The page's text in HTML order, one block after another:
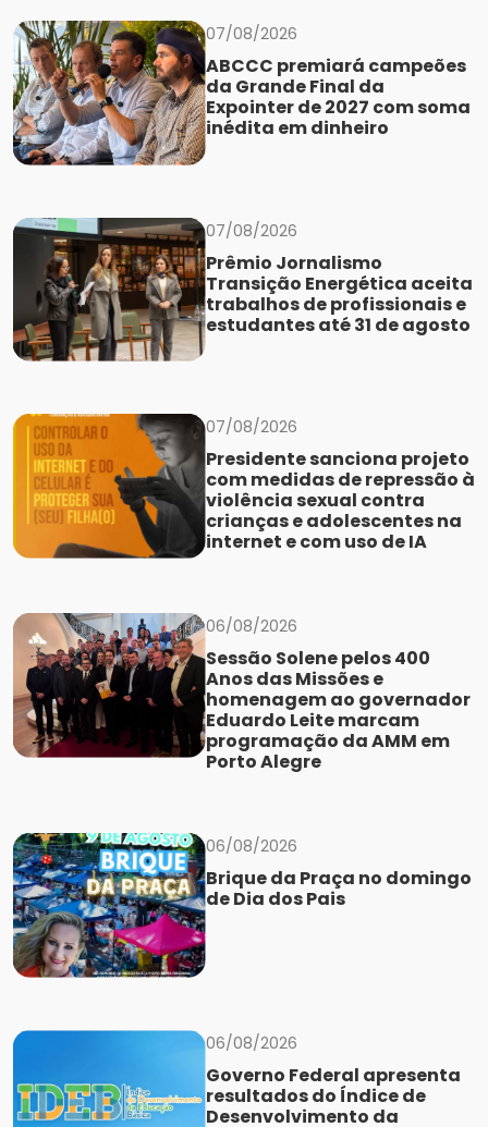
07/08/2026
ABCCC premiará campeões
da Grande Final da
Expointer de 2027 com soma
inédita em dinheiro
07/08/2026
Prêmio Jornalismo
Transição Energética aceita
trabalhos de profissionais e
estudantes até 31 de agosto
07/08/2026
Presidente sanciona projeto
com medidas de repressão à
violência sexual contra
crianças e adolescentes na
internet e com uso de IA
06/08/2026
Sessão Solene pelos 400
Anos das Missões e
homenagem ao governador
Eduardo Leite marcam
programação da AMM em
Porto Alegre
06/08/2026
Brique da Praça no domingo
de Dia dos Pais
06/08/2026
Governo Federal apresenta
resultados do Índice de
Desenvolvimento da